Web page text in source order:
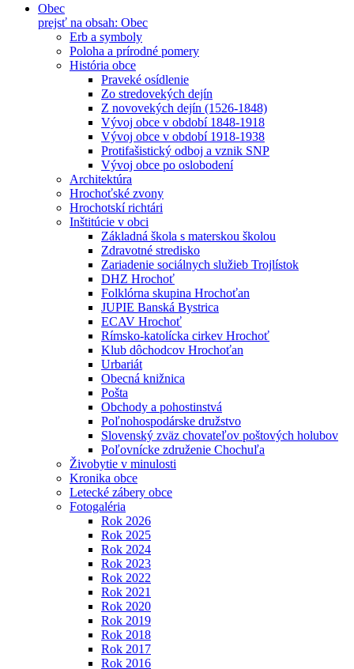
Obec
prejsť na obsah: Obec
Erb a symboly
Poloha a prírodné pomery
História obce
Praveké osídlenie
Zo stredovekých dejín
Z novovekých dejín (1526-1848)
Vývoj obce v období 1848-1918
Vývoj obce v období 1918-1938
Protifašistický odboj a vznik SNP
Vývoj obce po oslobodení
Architektúra
Hrochoťské zvony
Hrochotskí richtári
Inštitúcie v obci
Základná škola s materskou školou
Zdravotné stredisko
Zariadenie sociálnych služieb Trojlístok
DHZ Hrochoť
Folklórna skupina Hrochoťan
JUPIE Banská Bystrica
ECAV Hrochoť
Rímsko-katolícka cirkev Hrochoť
Klub dôchodcov Hrochoťan
Urbariát
Obecná knižnica
Pošta
Obchody a pohostinstvá
Poľnohospodárske družstvo
Slovenský zväz chovateľov poštových holubov
Poľovnícke združenie Chochuľa
Živobytie v minulosti
Kronika obce
Letecké zábery obce
Fotogaléria
Rok 2026
Rok 2025
Rok 2024
Rok 2023
Rok 2022
Rok 2021
Rok 2020
Rok 2019
Rok 2018
Rok 2017
Rok 2016